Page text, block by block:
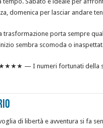
domenica per lasciar andare
trasformazione porta sempre
sembra scomoda o
— I numeri fortunati della
di libertà e avventura si fa